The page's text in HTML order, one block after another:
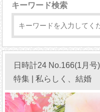
キーワード検索
日時計24 No.166(1月号)
特集 | 私らしく、結婚